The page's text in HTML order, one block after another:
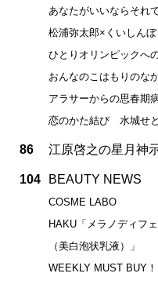
あなたがいいならそれ
松浦弥太郎×くいしんぼ
ひとりオリンピックへ
おんなのこはもりの
アラサーからの思春期
恋のかた結び 水城せ
86 江原啓之の星月神
104 BEAUTY NEWS
COSME LABO
HAKU「メラノディフ
（美白泡状乳液）」
WEEKLY MUST BUY！